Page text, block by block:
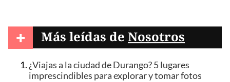
+ Más leídas de Nosotros
¿Viajas a la ciudad de Durango? 5 lugares
imprescindibles para explorar y tomar fotos